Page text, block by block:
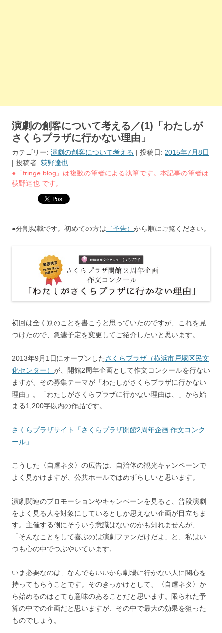
演劇の創客について考える／(1)「わたしが
さくらプラザに行かない理由」
カテゴリー: 演劇の創客について考える | 投稿日: 2015年7月8日
| 投稿者: 荻野達也
●「fringe blog」は複数の筆者による執筆です。本記事の筆者は
荻野達也 です。
●分割掲載です。初めての方は （予告） から順にご覧ください。
初回は全く別のことを書こうと思っていたのですが、これを見
つけたので、急遽予定を変更してご紹介したいと思います。
2013年9月1日にオープンしたさくらプラザ（横浜市戸塚区民文
化センター） が、開館2周年企画として作文コンクールを行ない
ますが、その募集テーマが「わたしがさくらプラザに行かない
理由」。「わたしがさくらプラザに行かない理由は、」から始
まる1,200字以内の作品です。
さくらプラザサイト「さくらプラザ開館2周年企画 作文コンク
ール」
こうした〈自虐ネタ〉の広告は、自治体の観光キャンペーンで
よく見かけますが、公共ホールではめずらしいと思います。
演劇関連のプロモーションやキャンペーンを見ると、普段演劇
をよく見る人を対象にしているとしか思えない企画が目立ちま
す。主催する側にそういう意識はないのかも知れませんが、
「そんなことをして喜ぶのは演劇ファンだけだよ」と、私はい
つも心の中でつぶやいています。
いま必要なのは、なんでもいいから劇場に行かない人に関心を
持ってもらうことです。そのきっかけとして、〈自虐ネタ〉か
ら始めるのはとても意味のあることだと思います。限られた予
算の中での企画だと思いますが、その中で最大の効果を狙った
ものでしょう。